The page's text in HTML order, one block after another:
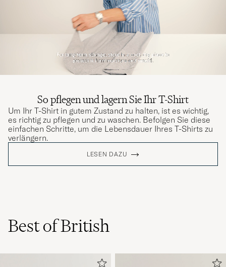
So pflegen und lagern Sie Ihr T-Shirt
Um Ihr T-Shirt in gutem Zustand zu halten, ist es wichtig,
es richtig zu pflegen und zu waschen. Befolgen Sie diese
einfachen Schritte, um die Lebensdauer Ihres T-Shirts zu
verlängern.
LESEN DAZU
Best of British